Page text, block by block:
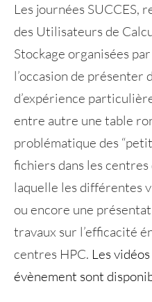
Les journées SUCCES,
des Utilisateurs de
Stockage organisées
l’occasion de présenter
d’expérience
entre autre une table
problématique des
fichiers dans les
laquelle les différentes
ou encore une
travaux sur l’efficacité
centres HPC. Les
évènement sont